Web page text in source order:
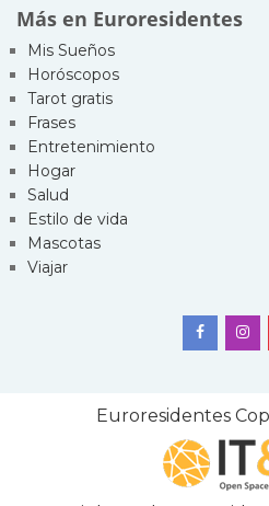
Más en Euroresidentes
Mis Sueños
Horóscopos
Tarot gratis
Frases
Entretenimiento
Hogar
Salud
Estilo de vida
Mascotas
Viajar
Euroresidentes